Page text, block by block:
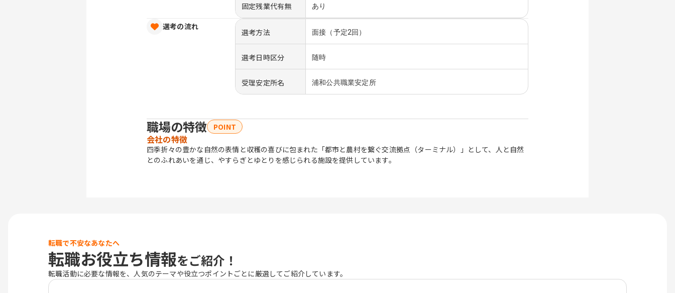
固定残業代有無 あり
選考の流れ
選考方法 面接（予定2回）
選考日時区分 随時
受理安定所名 浦和公共職業安定所
職場の特徴 POINT
会社の特徴
四季折々の豊かな自然の表情と収穫の喜びに包まれた「都市と農村を繋ぐ交流拠点（ターミナル）」として、人と自然
とのふれあいを通じ、やすらぎとゆとりを感じられる施設を提供しています。
転職で不安なあなたへ
転職お役立ち情報をご紹介！
転職活動に必要な情報を、人気のテーマや役立つポイントごとに厳選してご紹介しています。